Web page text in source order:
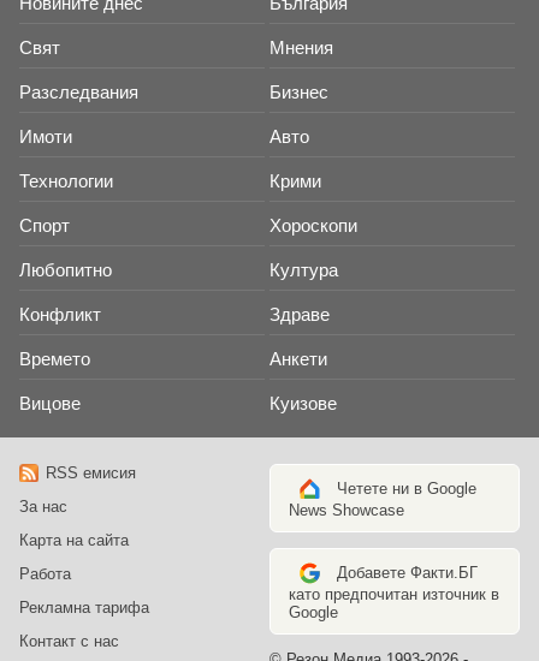
Свят Мнения
Разследвания Бизнес
Имоти Авто
Технологии Крими
Спорт Хороскопи
Любопитно Култура
Конфликт Здраве
Времето Анкети
Вицове Куизове
RSS емисия
За нас
Карта на сайта
Работа
Рекламна тарифа
Контакт с нас
Четете ни в Google
News Showcase
Добавете Факти.БГ
като предпочитан източник в
Google